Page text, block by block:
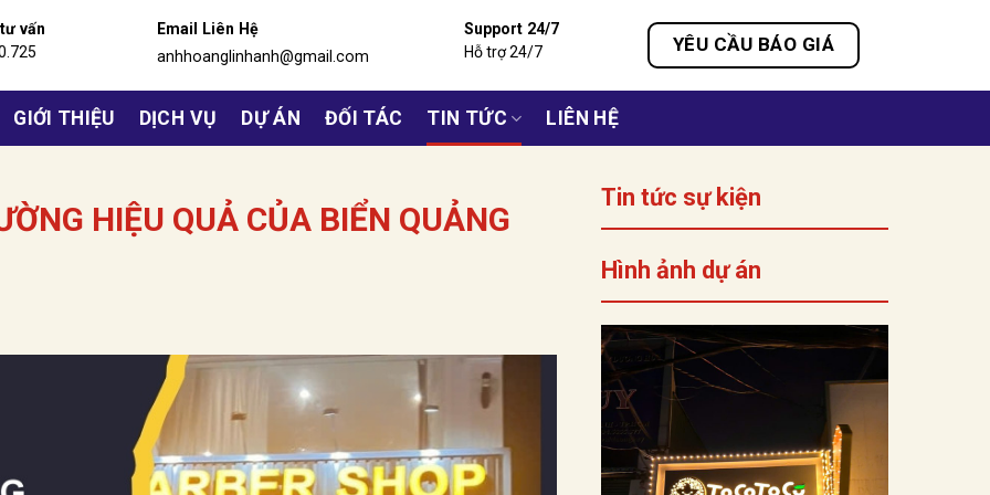
vấn
Email Liên Hệ
anhhoanglinhanh@gmail.com
Support 24/7
Hỗ trợ 24/7
YÊU CẦU BÁO GIÁ
GIỚI THIỆU DỊCH VỤ DỰ ÁN ĐỐI TÁC TIN TỨC LIÊN HỆ
HIỆU QUẢ CỦA BIỂN QUẢNG
Tin tức sự kiện
Hình ảnh dự án